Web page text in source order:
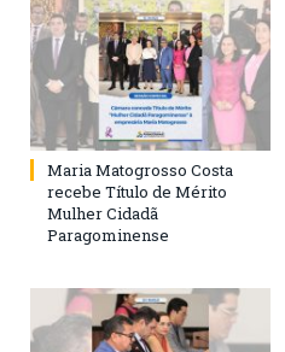
Maria Matogrosso Costa
recebe Título de Mérito
Mulher Cidadã
Paragominense